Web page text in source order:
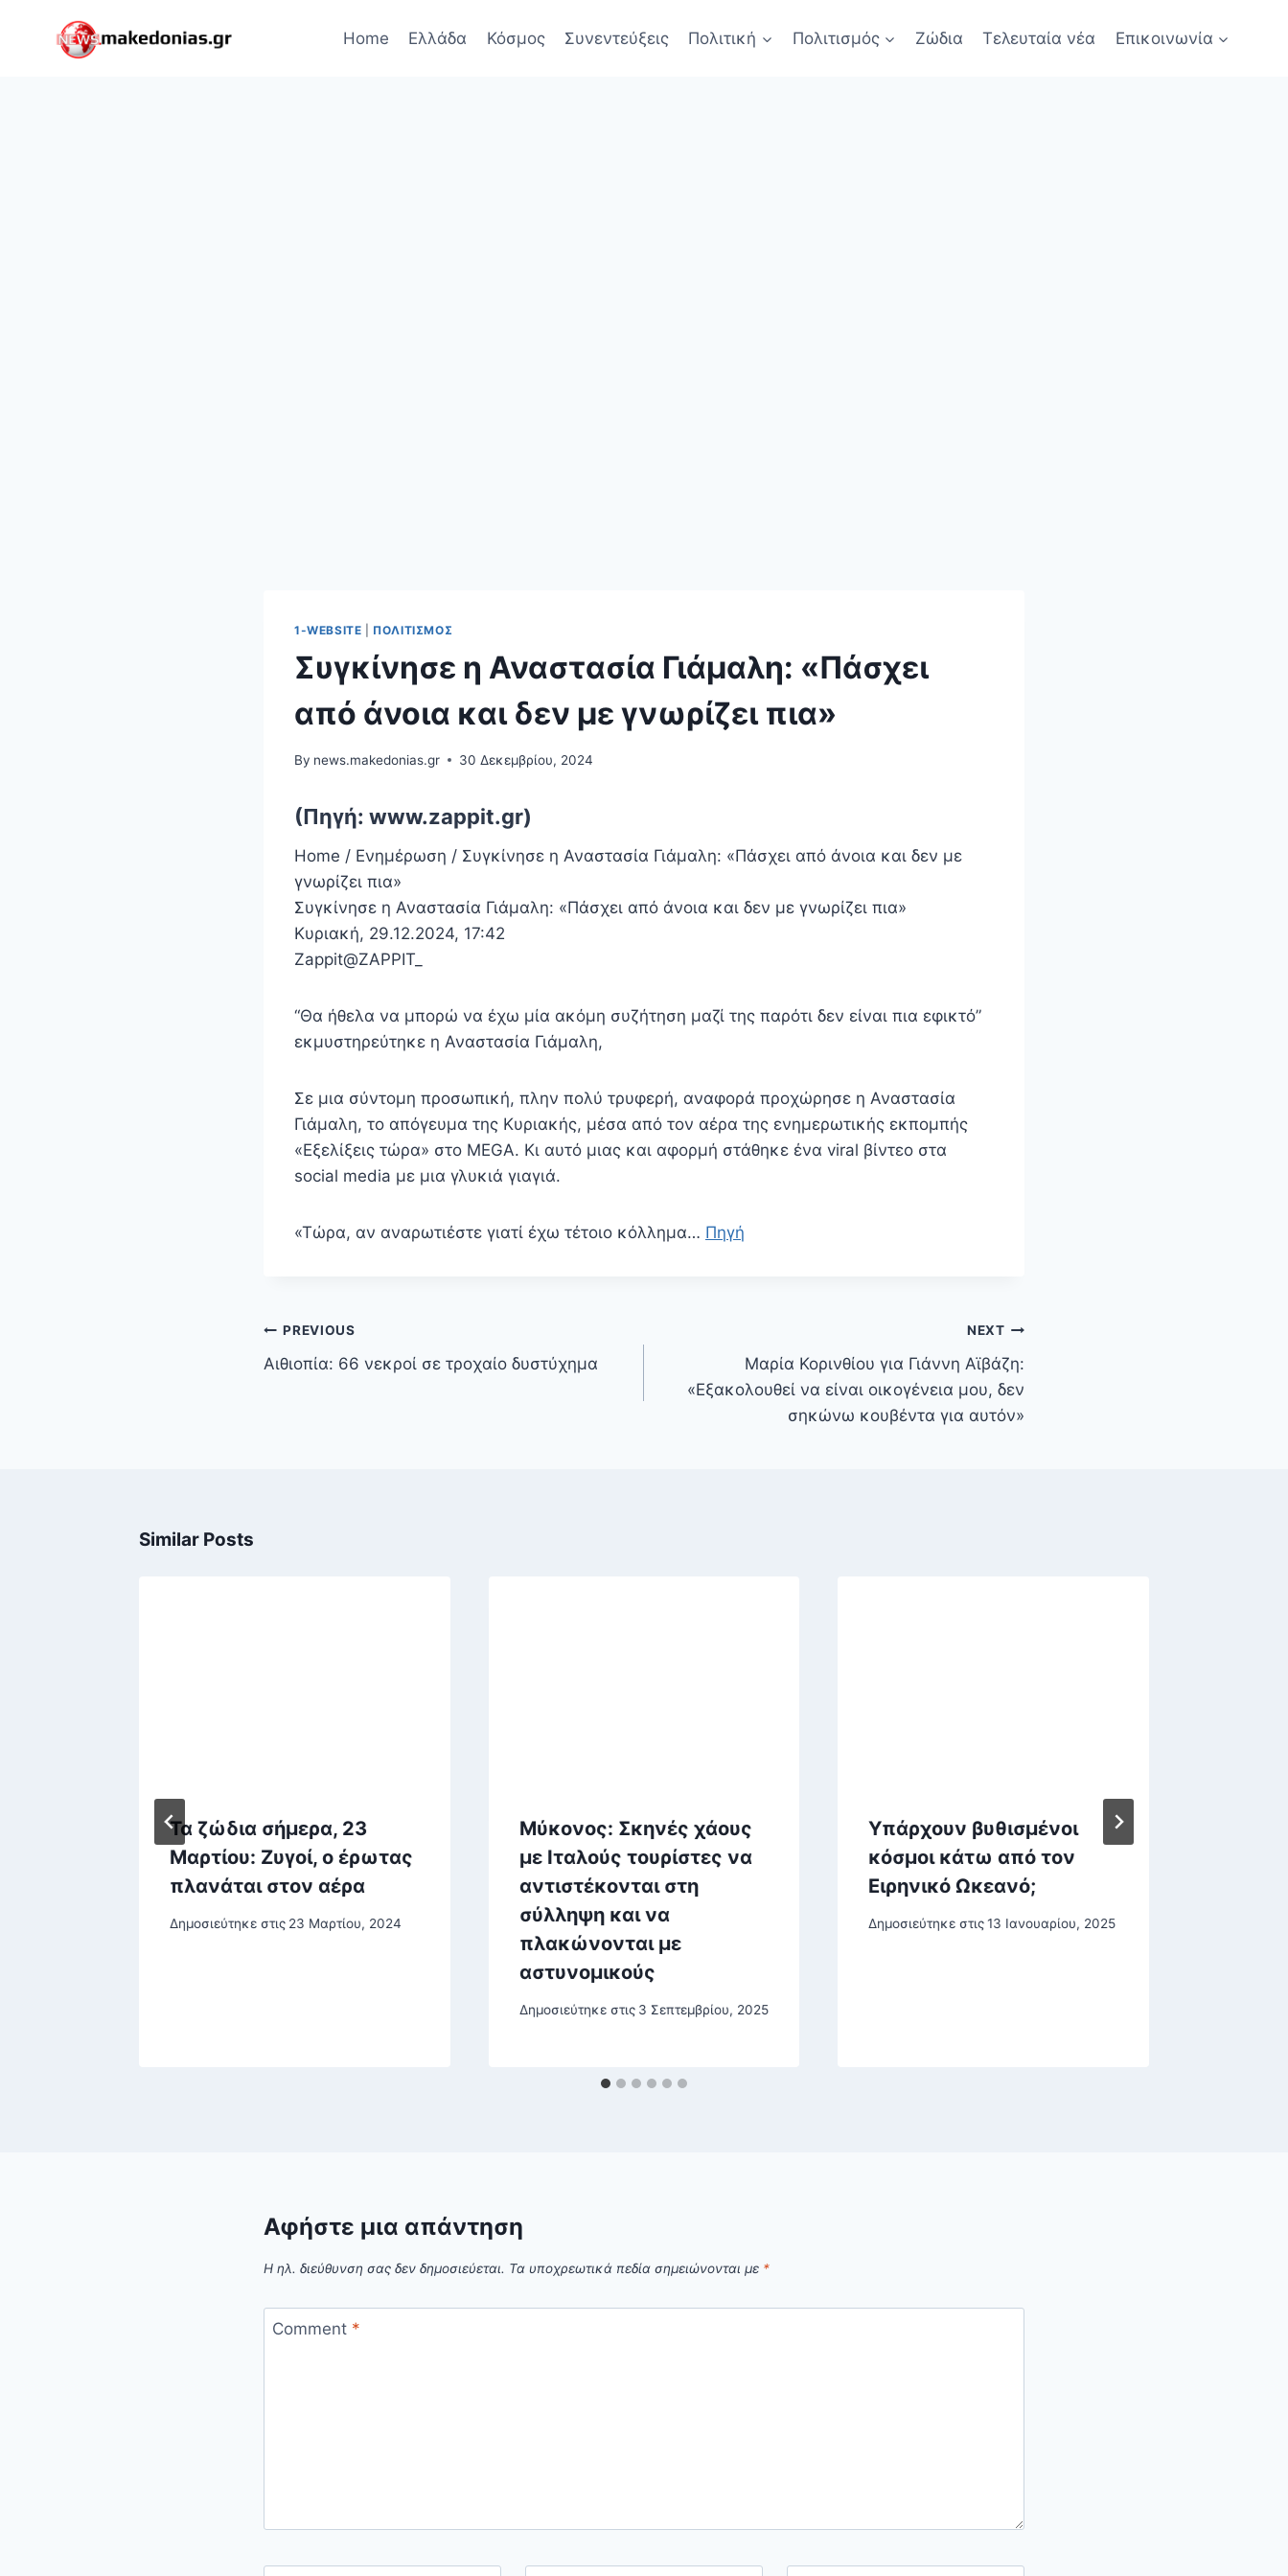
Home Ελλάδα Κόσμος Συνεντεύξεις Πολιτική Πολιτισμός Ζώδια Τελευταία νέα Επικοινωνία
1-WEBSITE ΠΟΛΙΤΙΣΜΌΣ
Συγκίνησε η Αναστασία Γιάμαλη: «Πάσχει
από άνοια και δεν με γνωρίζει πια»
By news.makedonias.gr 30 Δεκεμβρίου, 2024
(Πηγή: www.zappit.gr)
Home / Ενημέρωση / Συγκίνησε η Αναστασία Γιάμαλη: «Πάσχει από άνοια και δεν με
γνωρίζει πια»
Συγκίνησε η Αναστασία Γιάμαλη: «Πάσχει από άνοια και δεν με γνωρίζει πια»
Κυριακή, 29.12.2024, 17:42
Zappit@ZAPPIT_
“Θα ήθελα να μπορώ να έχω μία ακόμη συζήτηση μαζί της παρότι δεν είναι πια εφικτό”
εκμυστηρεύτηκε η Αναστασία Γιάμαλη,
Σε μια σύντομη προσωπική, πλην πολύ τρυφερή, αναφορά προχώρησε η Αναστασία
Γιάμαλη, το απόγευμα της Κυριακής, μέσα από τον αέρα της ενημερωτικής εκπομπής
«Εξελίξεις τώρα» στο MEGA. Κι αυτό μιας και αφορμή στάθηκε ένα viral βίντεο στα
social media με μια γλυκιά γιαγιά.
«Τώρα, αν αναρωτιέστε γιατί έχω τέτοιο κόλλημα… Πηγή
Πλοήγηση
άρθρων
PREVIOUS
Αιθιοπία: 66 νεκροί σε τροχαίο δυστύχημα
NEXT
Μαρία Κορινθίου για Γιάννη Αϊβάζη:
«Εξακολουθεί να είναι οικογένεια μου, δεν
σηκώνω κουβέντα για αυτόν»
Similar Posts
Τα ζώδια σήμερα, 23
Μαρτίου: Ζυγοί, ο έρωτας
πλανάται στον αέρα
Δημοσιεύτηκε στις 23 Μαρτίου, 2024
Μύκονος: Σκηνές χάους
με Ιταλούς τουρίστες να
αντιστέκονται στη
σύλληψη και να
πλακώνονται με
αστυνομικούς
Δημοσιεύτηκε στις 3 Σεπτεμβρίου, 2025
Υπάρχουν βυθισμένοι
κόσμοι κάτω από τον
Ειρηνικό Ωκεανό;
Δημοσιεύτηκε στις 13 Ιανουαρίου, 2025
Αφήστε μια απάντηση
Η ηλ. διεύθυνση σας δεν δημοσιεύεται. Τα υποχρεωτικά πεδία σημειώνονται με *
Comment *